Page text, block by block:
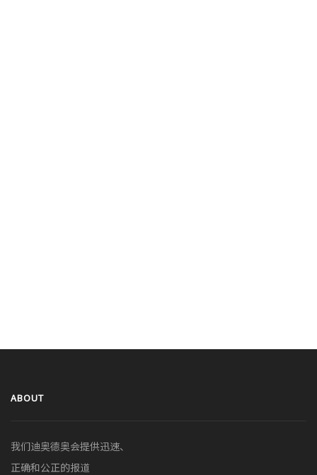
ABOUT
我们迪奥德奥会提供迅速、
正确和公正的报道